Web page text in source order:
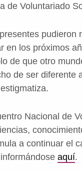
de Voluntariado
en los próximos
de que otro
de ser
Nacional de
a continuar el
aquí.